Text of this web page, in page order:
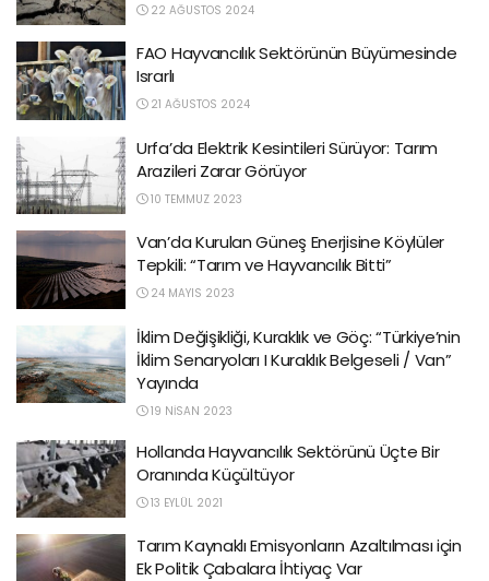
22 AĞUSTOS 2024
FAO Hayvancılık Sektörünün Büyümesinde
Israrlı
21 AĞUSTOS 2024
Urfa’da Elektrik Kesintileri Sürüyor: Tarım
Arazileri Zarar Görüyor
10 TEMMUZ 2023
Van’da Kurulan Güneş Enerjisine Köylüler
Tepkili: “Tarım ve Hayvancılık Bitti”
24 MAYIS 2023
İklim Değişikliği, Kuraklık ve Göç: “Türkiye’nin
İklim Senaryoları I Kuraklık Belgeseli / Van”
Yayında
19 NISAN 2023
Hollanda Hayvancılık Sektörünü Üçte Bir
Oranında Küçültüyor
13 EYLÜL 2021
Tarım Kaynaklı Emisyonların Azaltılması için
Ek Politik Çabalara İhtiyaç Var